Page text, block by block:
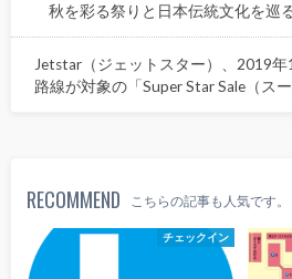
秋を彩る祭りと日本伝統文化を巡
Jetstar（ジェットスター）、2019
路線が対象の「Super Star Sale（ス
RECOMMEND こちらの記事も人気です。
チェックイン